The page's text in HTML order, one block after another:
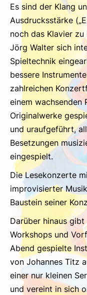
Es sind der Klang
Ausdrucksstärke
noch das Klavier
Jörg Walter sich
Spieltechnik
bessere
zahlreichen
einem wachsenden
Originalwerke
und uraufgeführt,
Besetzungen
eingespielt.
Die Lesekonzerte
improvisierter
Baustein seiner
Darüber hinaus
Workshops und
Abend gespielte
von Johannes Titz
einer nur kleinen
und vereint in sich